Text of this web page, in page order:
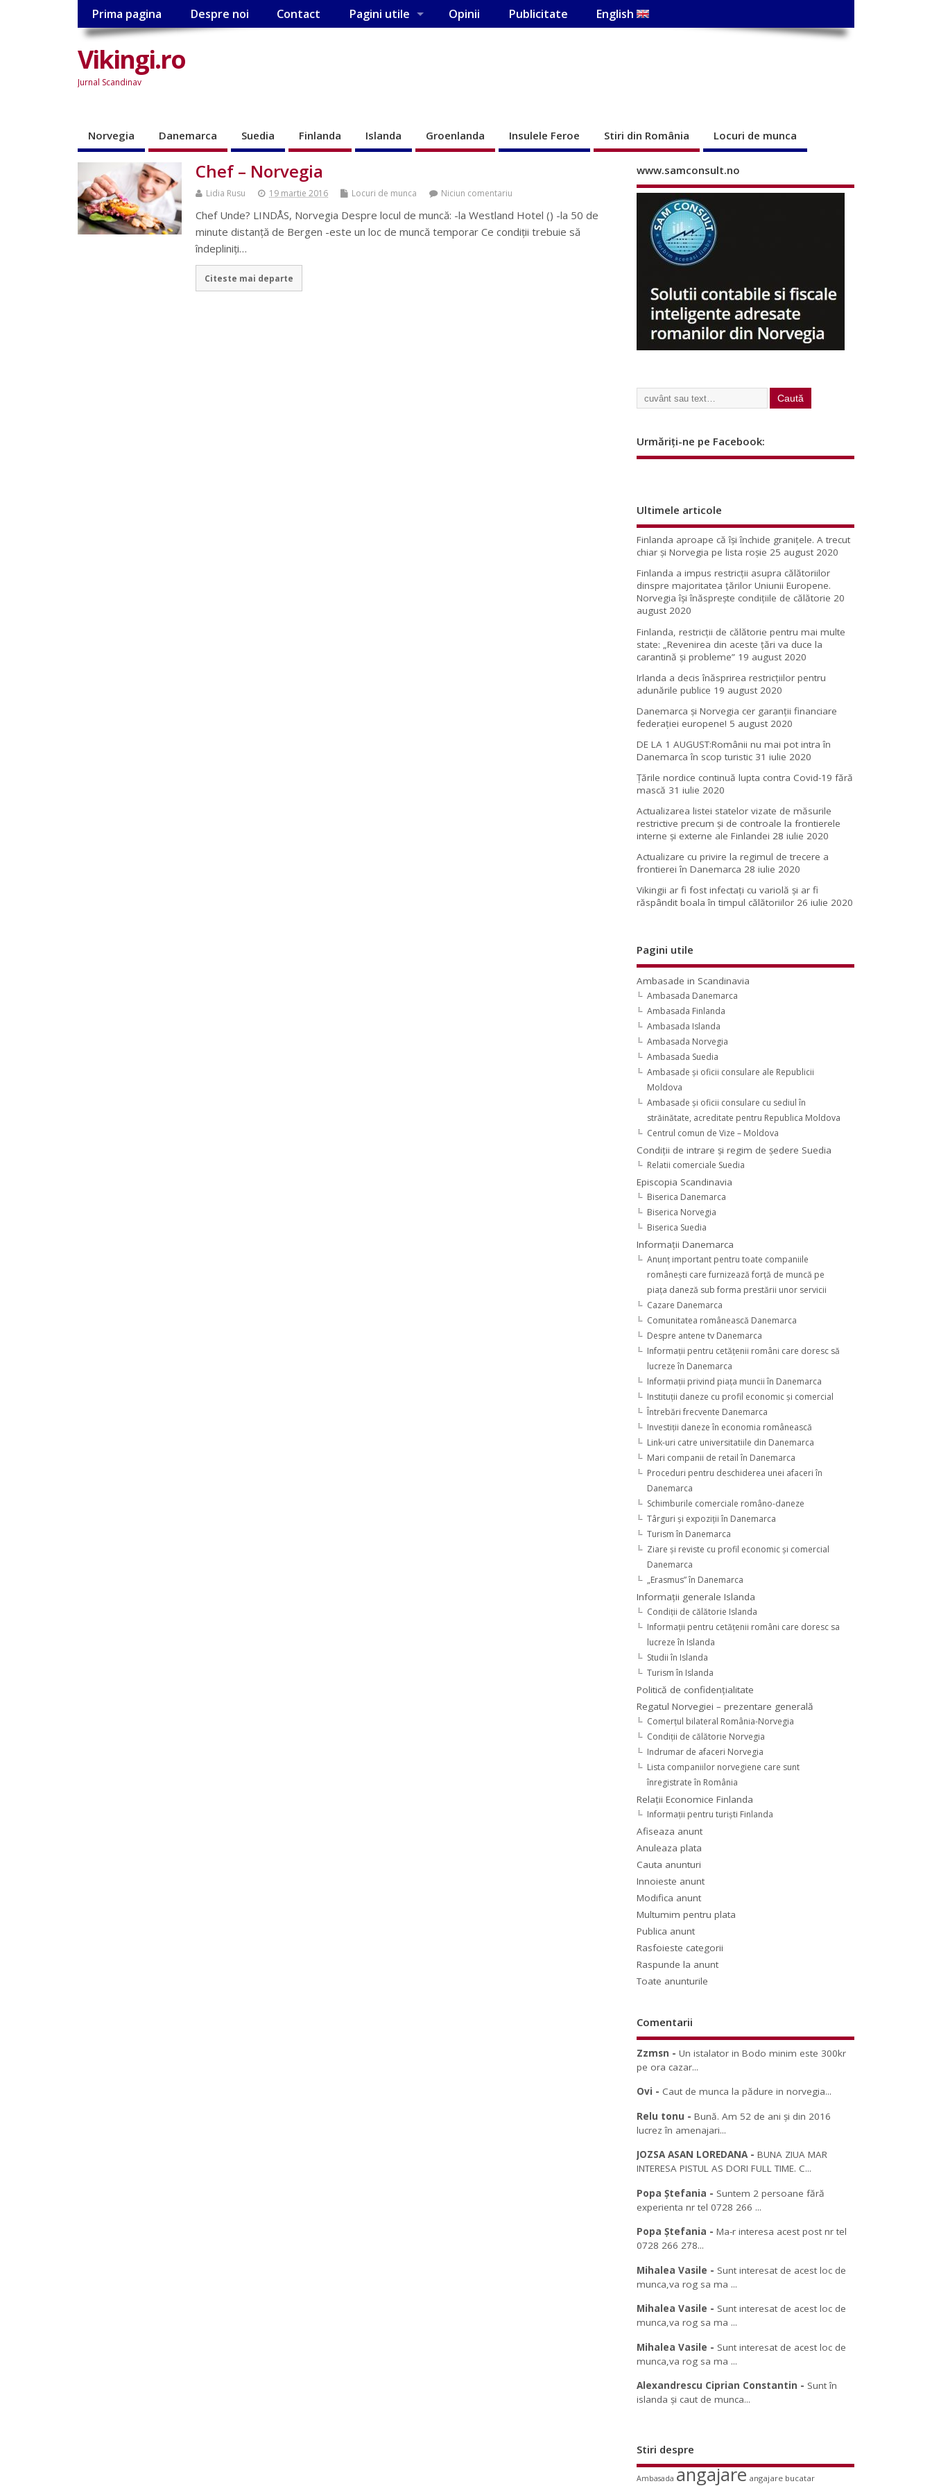
Prima pagina Despre noi Contact Pagini utile Opinii Publicitate English
Vikingi.ro
Jurnal Scandinav
Norvegia Danemarca Suedia Finlanda Islanda Groenlanda Insulele Feroe Stiri din România Locuri de munca
Chef – Norvegia
Lidia Rusu 19 martie 2016 Locuri de munca Niciun comentariu
Chef Unde? LINDÅS, Norvegia Despre locul de muncă: -la Westland Hotel () -la 50 de
minute distanță de Bergen -este un loc de muncă temporar Ce condiții trebuie să
îndepliniți…
Citeste mai departe
www.samconsult.no
Urmăriți-ne pe Facebook:
Ultimele articole
Finlanda aproape că își închide granițele. A trecut
chiar și Norvegia pe lista roșie 25 august 2020
Finlanda a impus restricţii asupra călătoriilor
dinspre majoritatea ţărilor Uniunii Europene.
Norvegia își înăsprește condițiile de călătorie 20
august 2020
Finlanda, restricţii de călătorie pentru mai multe
state: „Revenirea din aceste ţări va duce la
carantină şi probleme” 19 august 2020
Irlanda a decis înăsprirea restricțiilor pentru
adunările publice 19 august 2020
Danemarca și Norvegia cer garanții financiare
federației europene! 5 august 2020
DE LA 1 AUGUST:Românii nu mai pot intra în
Danemarca în scop turistic 31 iulie 2020
Țările nordice continuă lupta contra Covid-19 fără
mască 31 iulie 2020
Actualizarea listei statelor vizate de măsurile
restrictive precum și de controale la frontierele
interne și externe ale Finlandei 28 iulie 2020
Actualizare cu privire la regimul de trecere a
frontierei în Danemarca 28 iulie 2020
Vikingii ar fi fost infectaţi cu variolă şi ar fi
răspândit boala în timpul călătoriilor 26 iulie 2020
Pagini utile
Ambasade in Scandinavia
Ambasada Danemarca
Ambasada Finlanda
Ambasada Islanda
Ambasada Norvegia
Ambasada Suedia
Ambasade şi oficii consulare ale Republicii
Moldova
Ambasade şi oficii consulare cu sediul în
străinătate, acreditate pentru Republica Moldova
Centrul comun de Vize – Moldova
Condiţii de intrare şi regim de şedere Suedia
Relatii comerciale Suedia
Episcopia Scandinavia
Biserica Danemarca
Biserica Norvegia
Biserica Suedia
Informaţii Danemarca
Anunţ important pentru toate companiile
româneşti care furnizează forţă de muncă pe
piaţa daneză sub forma prestării unor servicii
Cazare Danemarca
Comunitatea românească Danemarca
Despre antene tv Danemarca
Informaţii pentru cetăţenii români care doresc să
lucreze în Danemarca
Informaţii privind piaţa muncii în Danemarca
Instituţii daneze cu profil economic şi comercial
Întrebări frecvente Danemarca
Investiţii daneze în economia românească
Link-uri catre universitatiile din Danemarca
Mari companii de retail în Danemarca
Proceduri pentru deschiderea unei afaceri în
Danemarca
Schimburile comerciale româno-daneze
Târguri şi expoziţii în Danemarca
Turism în Danemarca
Ziare şi reviste cu profil economic şi comercial
Danemarca
„Erasmus” în Danemarca
Informaţii generale Islanda
Condiţii de călătorie Islanda
Informaţii pentru cetăţenii români care doresc sa
lucreze în Islanda
Studii în Islanda
Turism în Islanda
Politică de confidențialitate
Regatul Norvegiei – prezentare generală
Comerţul bilateral România-Norvegia
Condiții de călătorie Norvegia
Indrumar de afaceri Norvegia
Lista companiilor norvegiene care sunt
înregistrate în România
Relaţii Economice Finlanda
Informaţii pentru turişti Finlanda
Afiseaza anunt
Anuleaza plata
Cauta anunturi
Innoieste anunt
Modifica anunt
Multumim pentru plata
Publica anunt
Rasfoieste categorii
Raspunde la anunt
Toate anunturile
Comentarii
Zzmsn -Un istalator in Bodo minim este 300kr
pe ora cazar...
Ovi - Caut de munca la pădure in norvegia...
Relu tonu -Bună. Am 52 de ani și din 2016
lucrez în amenajari...
JOZSA ASAN LOREDANA-BUNA ZIUA MAR
INTERESA PISTUL AS DORI FULL TIME. C...
Popa Ștefania - Suntem 2 persoane fără
experienta nr tel 0728 266 ...
Popa Ștefania -Ma-r interesa acest post nr tel
0728 266 278...
Mihalea Vasile - Sunt interesat de acest loc de
munca,va rog sa ma ...
Mihalea Vasile - Sunt interesat de acest loc de
munca,va rog sa ma ...
Mihalea Vasile - Sunt interesat de acest loc de
munca,va rog sa ma ...
Alexandrescu Ciprian Constantin - Sunt în
islanda și caut de munca...
Stiri despre
Ambasada angajare angajare bucatar